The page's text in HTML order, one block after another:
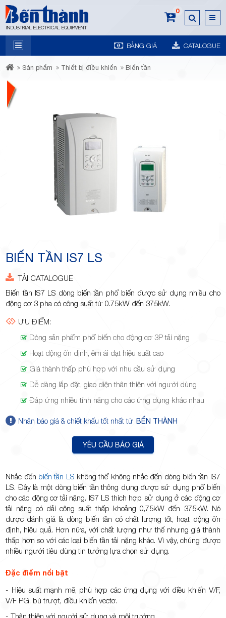
INDUSTRIAL ELECTRICAL EQUIPMENT
0
BẢNG GIÁ CATALOGUE
7A
Trương
Minh
Giảng,
phường
Hiệp Phú,
TP.Thủ
Đức,
Sản phẩm Thiết bị điều khiển Biến tần
BIẾN TẦN IS7 LS
TẢI CATALOGUE
Biến tần IS7 LS dòng biến tần phổ biến được sử dụng nhiều cho
động cơ 3 pha có công suất từ 0.75kW đến 375kW.
ƯU ĐIỂM:
Dòng sản phẩm phổ biến cho động cơ 3P tải nặng
Hoạt động ổn định, êm ái đạt hiệu suất cao
Giá thành thấp phù hợp với nhu cầu sử dụng
Dễ dàng lắp đặt, giao diện thân thiện với người dùng
Đáp ứng nhiều tính năng cho các ứng dụng khác nhau
Nhận báo giá & chiết khấu tốt nhất từ BẾN THÀNH
YÊU CẦU BÁO GIÁ
Nhắc đến biến tần LS không thể không nhắc đến dòng biến tần IS7
LS. Đây là một dòng biến tần thông dụng được sử dụng phổ biến
cho các động cơ tải nặng. IS7 LS thích hợp sử dụng ở các động cơ
tải nặng có dải công suất thấp khoảng 0,75kW đến 375kW. Nó
được đánh giá là dòng biến tần có chất lượng tốt, hoạt động ổn
định, hiệu quả. Hơn nữa, với chất lượng như thế nhưng giá thành
thấp hơn so với các loại biến tần tải nặng khác. Vì vậy, chúng được
nhiều người tiêu dùng tin tưởng lựa chọn sử dụng.
Đặc điểm nổi bật
- Hiệu suất mạnh mẽ, phù hợp các ứng dụng với điều khiển V/F,
V/F PG, bù trượt, điều khiển vectơ.
- Thân thiện với người sử dụng và môi trường.